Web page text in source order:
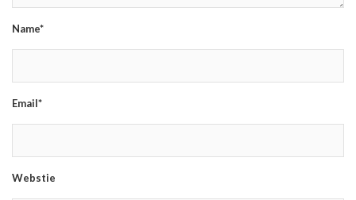
Name*
Email*
Webstie